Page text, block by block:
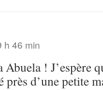
h 46 min
Abuela ! J’espère
près d’une petite